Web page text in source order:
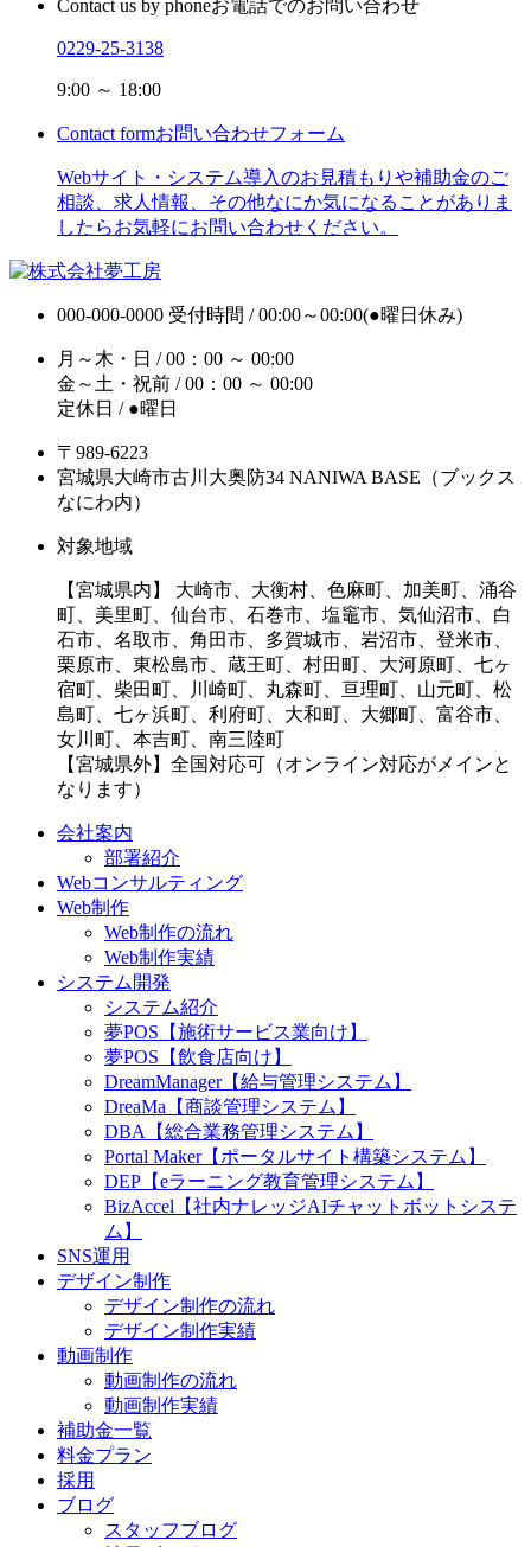
Contact us by phoneお電話でのお問い合わせ
0229-25-3138
9:00 ～ 18:00
Contact formお問い合わせフォーム
Webサイト・システム導入のお見積もりや補助金のご
相談、求人情報、その他なにか気になることがありま
したらお気軽にお問い合わせください。
000-000-0000 受付時間 / 00:00～00:00(●曜日休み)
月～木・日 / 00：00 ～ 00:00
金～土・祝前 / 00：00 ～ 00:00
定休日 / ●曜日
〒989-6223
宮城県大崎市古川大奥防34 NANIWA BASE（ブックス
なにわ内）
対象地域
【宮城県内】 大崎市、大衡村、色麻町、加美町、涌谷
町、美里町、仙台市、石巻市、塩竈市、気仙沼市、白
石市、名取市、角田市、多賀城市、岩沼市、登米市、
栗原市、東松島市、蔵王町、村田町、大河原町、七ヶ
宿町、柴田町、川崎町、丸森町、亘理町、山元町、松
島町、七ヶ浜町、利府町、大和町、大郷町、富谷市、
女川町、本吉町、南三陸町
【宮城県外】全国対応可（オンライン対応がメインと
なります）
会社案内
部署紹介
Webコンサルティング
Web制作
Web制作の流れ
Web制作実績
システム開発
システム紹介
夢POS【施術サービス業向け】
夢POS【飲食店向け】
DreamManager【給与管理システム】
DreaMa【商談管理システム】
DBA【総合業務管理システム】
Portal Maker【ポータルサイト構築システム】
DEP【eラーニング教育管理システム】
BizAccel【社内ナレッジAIチャットボットシステ
ム】
SNS運用
デザイン制作
デザイン制作の流れ
デザイン制作実績
動画制作
動画制作の流れ
動画制作実績
補助金一覧
料金プラン
採用
ブログ
スタッフブログ